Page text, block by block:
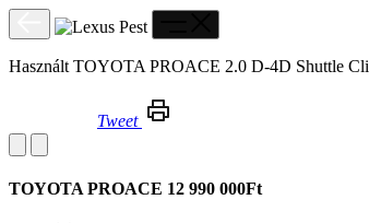
Használt TOYOTA PROACE 2.0 D-4D Shuttle
Tweet
TOYOTA PROACE 12 990 000Ft